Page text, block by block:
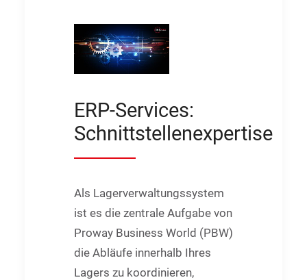
ERP-Services:
Schnittstellenexpertise
Als Lagerverwaltungssystem
ist es die zentrale Aufgabe von
Proway Business World (PBW)
die Abläufe innerhalb Ihres
Lagers zu koordinieren,